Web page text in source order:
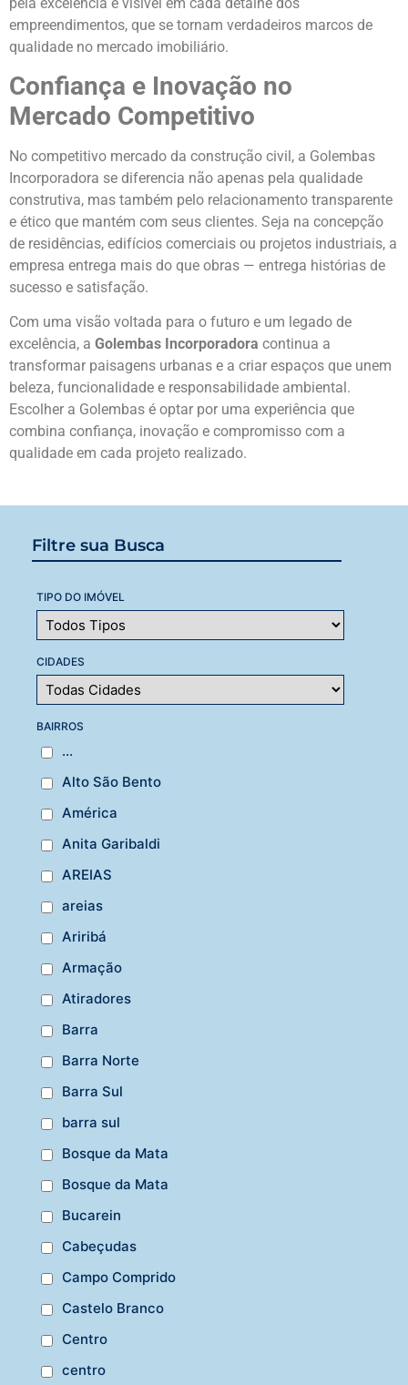
Filtre sua Busca
TIPO DO IMÓVEL
CIDADES
BAIRROS
...
Alto São Bento
América
Anita Garibaldi
AREIAS
areias
Ariribá
Armação
Atiradores
Barra
Barra Norte
Barra Sul
barra sul
Bosque da Mata
Bosque da Mata
Bucarein
Cabeçudas
Campo Comprido
Castelo Branco
Centro
centro
empreendimentos, que se tornam verdadeiros marcos de
qualidade no mercado imobiliário.
Confiança e Inovação no
Mercado Competitivo
No competitivo mercado da construção civil, a Golembas
Incorporadora se diferencia não apenas pela qualidade
construtiva, mas também pelo relacionamento transparente
e ético que mantém com seus clientes. Seja na concepção
de residências, edifícios comerciais ou projetos industriais, a
empresa entrega mais do que obras — entrega histórias de
sucesso e satisfação.
Com uma visão voltada para o futuro e um legado de
excelência, a Golembas Incorporadora continua a
transformar paisagens urbanas e a criar espaços que unem
beleza, funcionalidade e responsabilidade ambiental.
Escolher a Golembas é optar por uma experiência que
combina confiança, inovação e compromisso com a
qualidade em cada projeto realizado.